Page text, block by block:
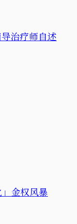
治疗师自述
金权风暴